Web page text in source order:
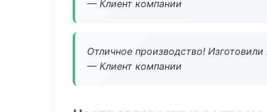
— Клиент компании
Отличное производство!
— Клиент компании